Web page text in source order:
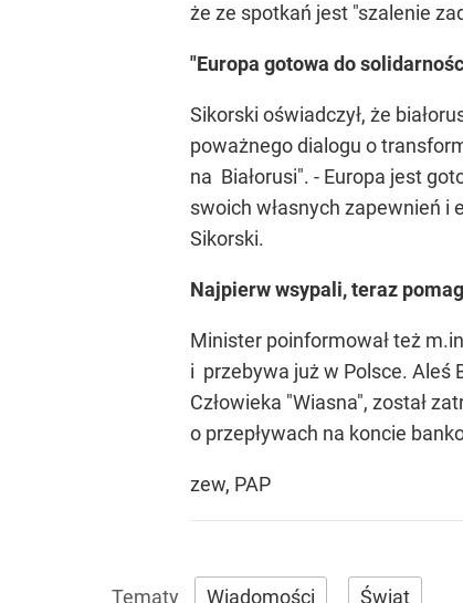
że ze spotkań jest "szalenie
"Europa gotowa do
Sikorski oświadczył, że
poważnego dialogu o
na Białorusi". - Europa jest
swoich własnych zapewnień
Sikorski.
Najpierw wsypali, teraz
Minister poinformował też
i przebywa już w Polsce. Aleś
Człowieka "Wiasna", został
o przepływach na koncie
zew, PAP
Wiadomości Świat